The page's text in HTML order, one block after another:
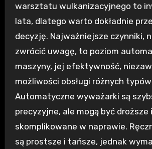
warsztatu wulkanizacyjnego to
lata, dlatego warto dokładnie
decyzję. Najważniejsze czynniki,
zwrócić uwagę, to poziom
maszyny, jej efektywność,
możliwości obsługi różnych
Automatyczne wyważarki są
precyzyjne, ale mogą być droższe
skomplikowane w naprawie.
są prostsze i tańsze, jednak